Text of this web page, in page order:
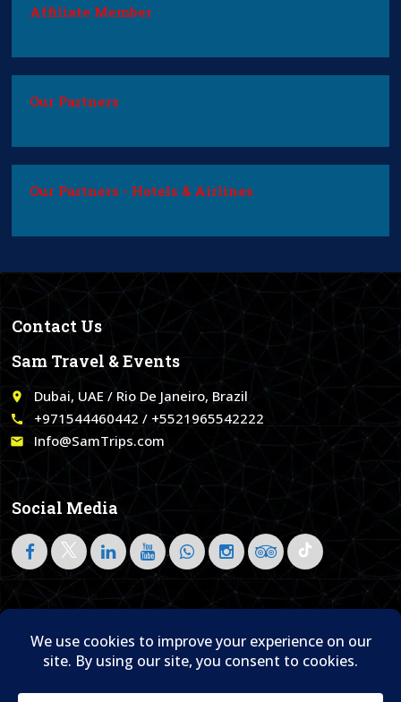
Affiliate Member
Our Partners
Our Partners - Hotels & Airlines
Contact Us
Sam Travel & Events
place Dubai, UAE / Rio De Janeiro, Brazil
call +971544460442 / +5521965542222
email Info@SamTrips.com
Social Media
Follow on LinkedIn